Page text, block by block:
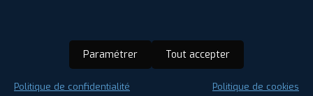
Paramétrer Tout accepter
Politique de confidentialité Politique de cookies